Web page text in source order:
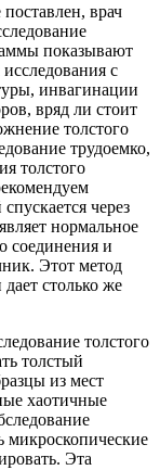
врач
показывают
с
инвагинации
вряд ли стоит
толстого
трудоемко,
толстого
через
нормальное
соединения и
Этот метод
столько же
толстого
толстый
из мест
хаотичные
микроскопические
Эта